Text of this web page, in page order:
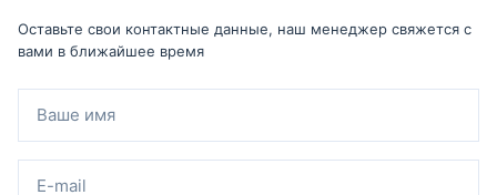
Оставьте свои контактные данные, наш менеджер свяжется с
вами в ближайшее время